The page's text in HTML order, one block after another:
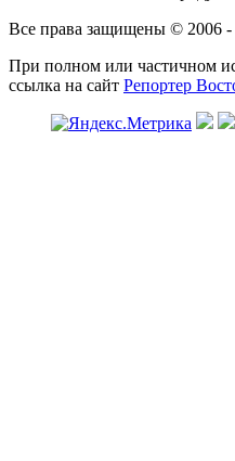
Все права защищены © 2006 -
При полном или частичном
ссылка на сайт Репортер